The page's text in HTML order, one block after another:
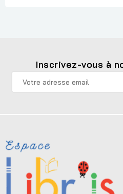
Inscrivez-vous à